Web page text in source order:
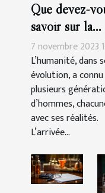
Que devez-
savoir sur la
génération
Millennials ?
7 novembre 2023
L’humanité, dans
évolution, a connu
plusieurs
d’hommes,
avec ses réalités.
L’arrivée...